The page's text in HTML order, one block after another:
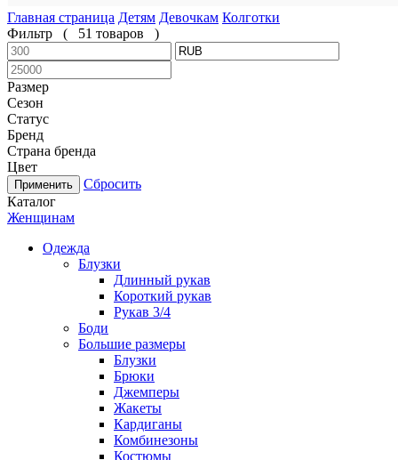
Главная страница Детям Девочкам Колготки
Фильтр
( 51 товаров )
Размер
Сезон
Статус
Бренд
Страна бренда
Цвет
Сбросить
Каталог
Женщинам
Одежда
Блузки
Длинный рукав
Короткий рукав
Рукав 3/4
Боди
Большие размеры
Блузки
Брюки
Джемперы
Жакеты
Кардиганы
Комбинезоны
Костюмы